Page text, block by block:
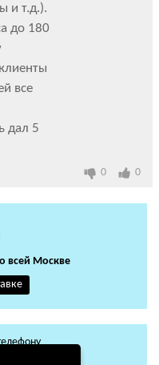
и т.д.).
до 180
все
дал 5
0 0
всей Москве